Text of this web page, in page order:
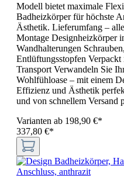
Modell bietet maximale
Badheizkörper für höchste
Ästhetik. Lieferumfang –
Montage Designheizkörper
Wandhalterungen
Entlüftungsstopfen
Transport Verwandeln Sie
Wohlfühloase – mit einem
Effizienz und Ästhetik
und von schnellem Versand
Varianten ab 198,90 €*
337,80 €*